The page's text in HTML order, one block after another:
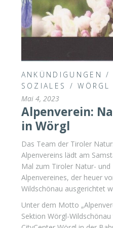
ANKÜNDIGUNGEN /
SOZIALES
/WÖRGL
Mai 4, 2023
Alpenverein:
in Wörgl
Das Team der Tiroler
Alpenvereins lädt am
Mal zum Tiroler Natur-
Alpenvereines, der heuer
Wildschönau ausgerichtet
Unter dem Motto
Sektion Wörgl-